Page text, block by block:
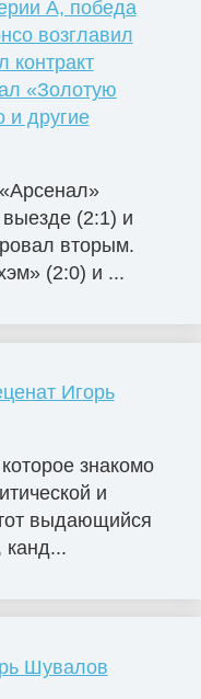
А, победа
возглавил
контракт
«Золотую
и другие
(2:1) и
вторым.
(2:0) и ...
Игорь
знакомо
и
выдающийся
канд...
Шувалов